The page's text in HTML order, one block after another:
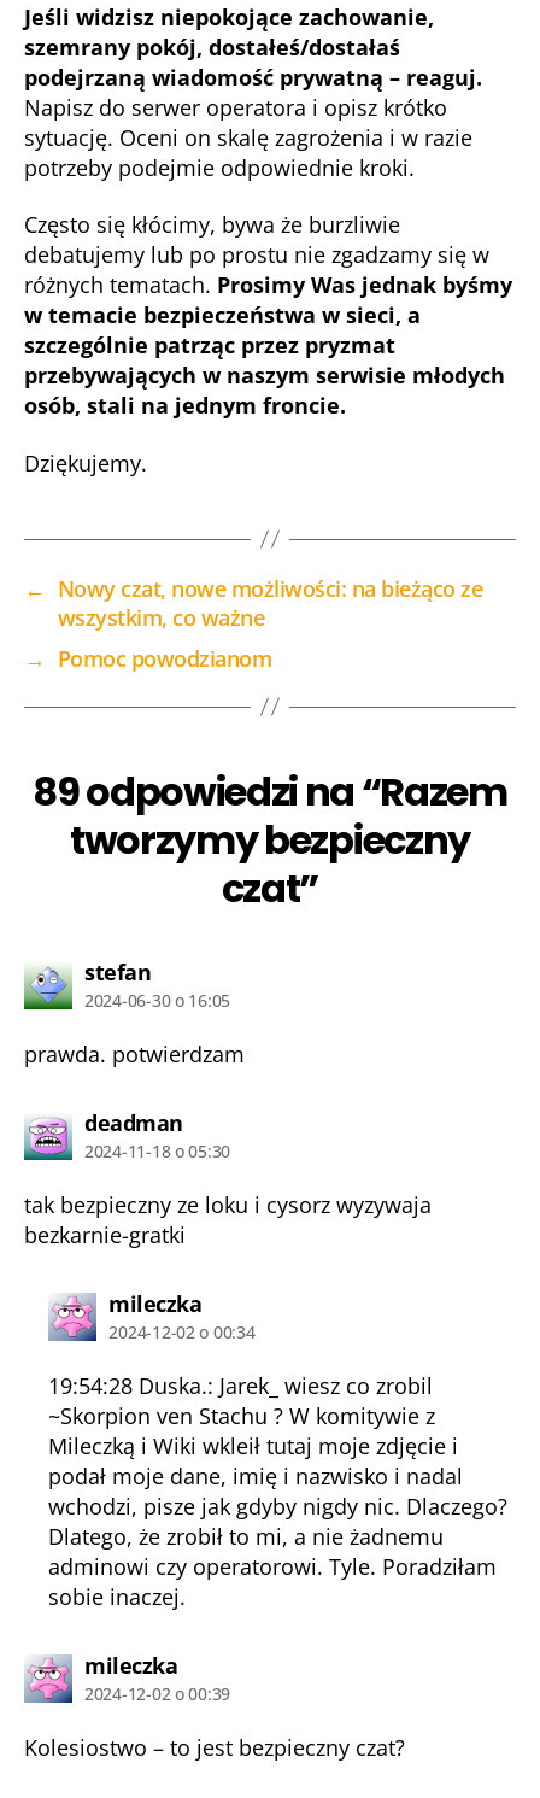
Jeśli widzisz niepokojące zachowanie,
szemrany pokój, dostałeś/dostałaś
podejrzaną wiadomość prywatną – reaguj.
Napisz do serwer operatora i opisz krótko
sytuację. Oceni on skalę zagrożenia i w razie
potrzeby podejmie odpowiednie kroki.
Często się kłócimy, bywa że burzliwie
debatujemy lub po prostu nie zgadzamy się w
różnych tematach. Prosimy Was jednak byśmy
w temacie bezpieczeństwa w sieci, a
szczególnie patrząc przez pryzmat
przebywających w naszym serwisie młodych
osób, stali na jednym froncie.
Dziękujemy.
← Nowy czat, nowe możliwości: na bieżąco ze
wszystkim, co ważne
→ Pomoc powodzianom
89 odpowiedzi na “Razem
tworzymy bezpieczny
czat”
stefankomentarz:
2024-06-30 o 16:05
prawda. potwierdzam
deadmankomentarz:
2024-11-18 o 05:30
tak bezpieczny ze loku i cysorz wyzywaja
bezkarnie-gratki
mileczkakomentarz:
2024-12-02 o 00:34
19:54:28 Duska.: Jarek_ wiesz co zrobil
~Skorpion ven Stachu ? W komitywie z
Mileczką i Wiki wkleił tutaj moje zdjęcie i
podał moje dane, imię i nazwisko i nadal
wchodzi, pisze jak gdyby nigdy nic. Dlaczego?
Dlatego, że zrobił to mi, a nie żadnemu
adminowi czy operatorowi. Tyle. Poradziłam
sobie inaczej.
mileczkakomentarz:
2024-12-02 o 00:39
Kolesiostwo – to jest bezpieczny czat?